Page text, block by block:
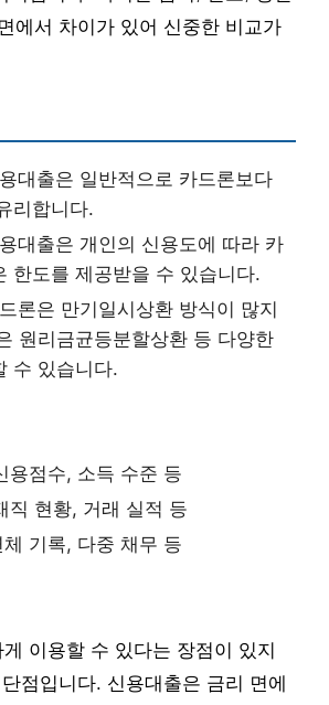
에서 차이가 있어 신중한 비교가
대출은 일반적으로 카드론보다
리합니다.
대출은 개인의 신용도에 따라 카
한도를 제공받을 수 있습니다.
론은 만기일시상환 방식이 많지
원리금균등분할상환 등 다양한
수 있습니다.
용점수, 소득 수준 등
직 현황, 거래 실적 등
기록, 다중 채무 등
이용할 수 있다는 장점이 있지
점입니다. 신용대출은 금리 면에